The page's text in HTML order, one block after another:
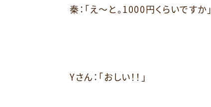
秦：「え～と。1000円くらいですか」
Yさん：「おしい！！」